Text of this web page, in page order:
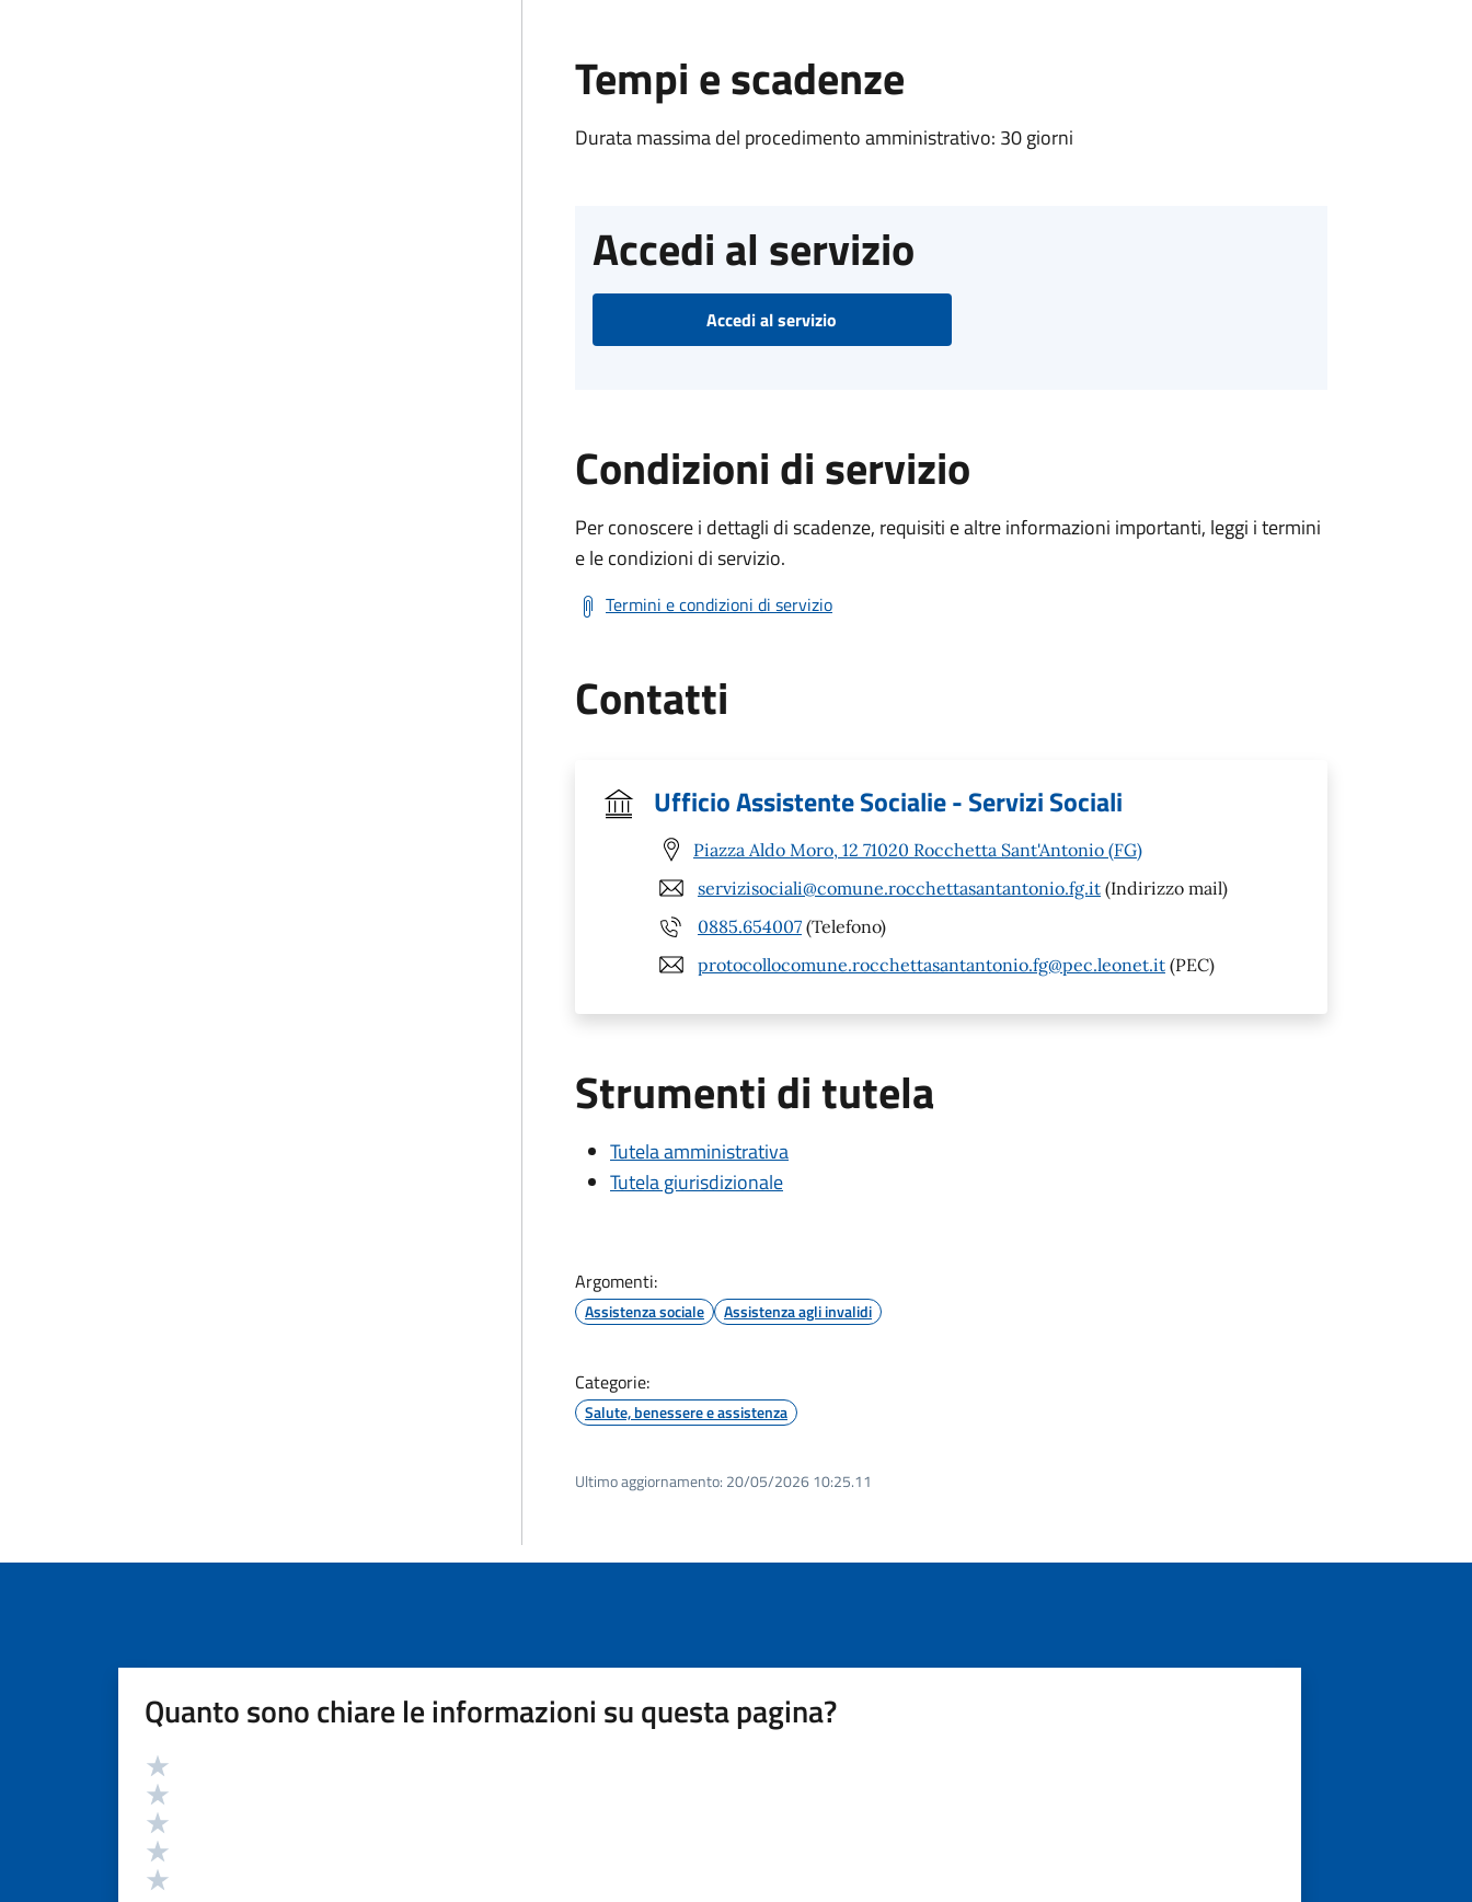
Tempi e scadenze
Durata massima del procedimento amministrativo: 30 giorni
Accedi al servizio
Accedi al servizio
Condizioni di servizio
Per conoscere i dettagli di scadenze, requisiti e altre informazioni importanti, leggi i termini
e le condizioni di servizio.
Termini e condizioni di servizio
Contatti
Ufficio Assistente Socialie - Servizi Sociali
Piazza Aldo Moro, 12 71020 Rocchetta Sant'Antonio (FG)
servizisociali@comune.rocchettasantantonio.fg.it (Indirizzo mail)
0885.654007 (Telefono)
protocollocomune.rocchettasantantonio.fg@pec.leonet.it (PEC)
Strumenti di tutela
Tutela amministrativa
Tutela giurisdizionale
Argomenti:
Assistenza sociale Assistenza agli invalidi
Categorie:
Salute, benessere e assistenza
Ultimo aggiornamento: 20/05/2026 10:25.11
Quanto sono chiare le informazioni su questa pagina?
Valutazione